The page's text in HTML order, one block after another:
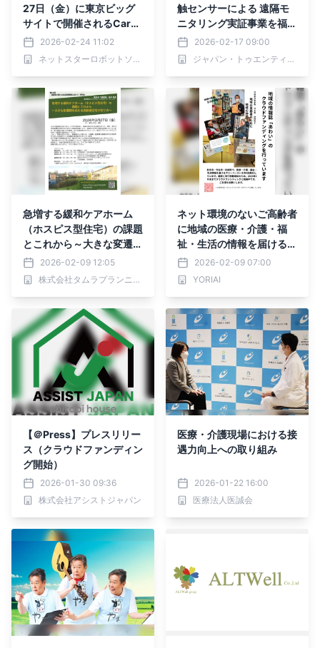
27日（金）に東京ビッグ
サイトで開催されるCareS
howJapan および CareT
EX東京 に出展いたします
2026-02-24 11:02
ネットスターロボットソリューションズ株式会社
触センサーによる 遠隔モ
ニタリング実証事業を福岡
市内で開始
2026-02-17 09:00
ジャパン・トゥエンティワン株式会社
急増する緩和ケアホーム
（ホスピス型住宅）の課題
とこれから～大きな変遷期
を迎える高齢者住宅の在り
方～
2026-02-09 12:05
株式会社タムラプランニングアンドオペレーティング
ネット環境のないご高齢者
に地域の医療・介護・福
祉・生活の情報を届けるた
め、地域の医療介護の仲間
たちと無料の情報誌「あわ
い」を発行しています。ク
中！
2026-02-09 07:00
YORIAI
【＠Press】プレスリリー
ス（クラウドファンディン
グ開始）
2026-01-30 09:36
株式会社アシストジャパン
医療・介護現場における接
遇力向上への取り組み
2026-01-22 16:00
医療法人医誠会